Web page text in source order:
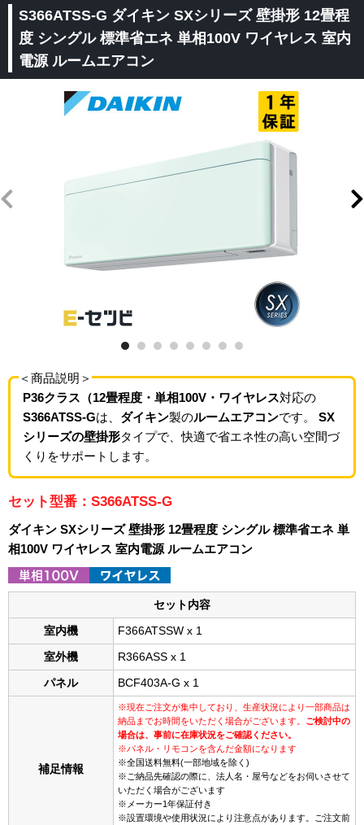
S366ATSS-G ダイキン SXシリーズ 壁掛形 12畳程
度 シングル 標準省エネ 単相100V ワイヤレス 室内
電源 ルームエアコン
＜商品説明＞
P36クラス（12畳程度・単相100V・ワイヤレス対応の
S366ATSS-Gは、 ダイキン製のルームエアコンです。 SX
シリーズの壁掛形タイプで、快適で省エネ性の高い空間づ
くりをサポートします。
セット型番：S366ATSS-G
ダイキン SXシリーズ 壁掛形 12畳程度 シングル 標準省エネ 単
相100V ワイヤレス 室内電源 ルームエアコン
セット内容
室内機 F366ATSSW x 1
室外機 R366ASS x 1
パネル BCF403A-G x 1
補足情報
※現在ご注文が集中しており、生産状況により一部商品は
納品までお時間をいただく場合がございます。 ご検討中の
場合は、事前に在庫状況をご確認ください。
※パネル・リモコンを含んだ金額になります
※全国送料無料(一部地域を除く)
※ご納品先確認の際に、法人名・屋号などをお伺いさせて
いただく場合がございます
※メーカー1年保証付き
※設置環境や使用状況により注意点があります。ご注文前